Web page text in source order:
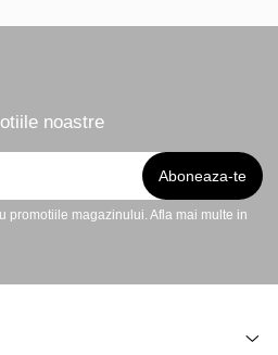
noastre
promotiile magazinului. Afla mai multe in